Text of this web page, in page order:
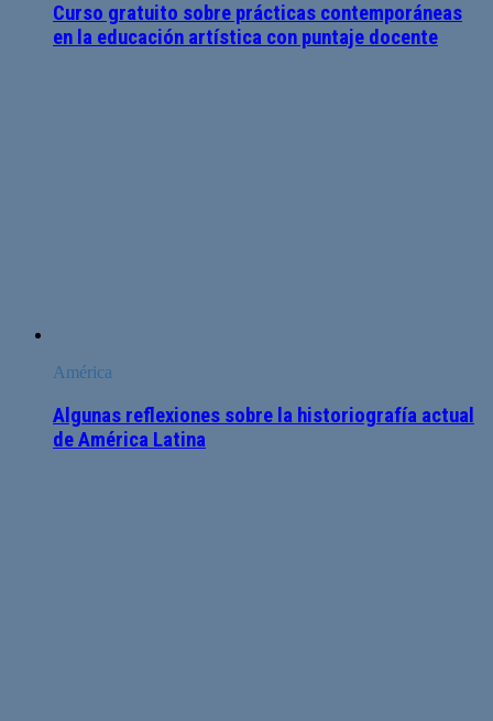
Curso gratuito sobre prácticas contemporáneas
en la educación artística con puntaje docente
América
Algunas reflexiones sobre la historiografía actual
de América Latina